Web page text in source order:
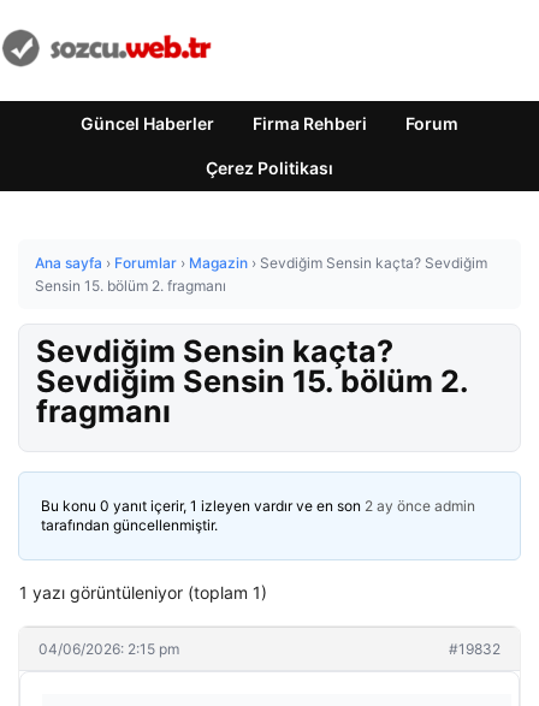
Güncel Haberler Firma Rehberi Forum
Çerez Politikası
Ana sayfa › Forumlar › Magazin › Sevdiğim Sensin kaçta? Sevdiğim
Sensin 15. bölüm 2. fragmanı
Sevdiğim Sensin kaçta?
Sevdiğim Sensin 15. bölüm 2.
fragmanı
Bu konu 0 yanıt içerir, 1 izleyen vardır ve en son 2 ay önce admin
tarafından güncellenmiştir.
1 yazı görüntüleniyor (toplam 1)
04/06/2026: 2:15 pm #19832